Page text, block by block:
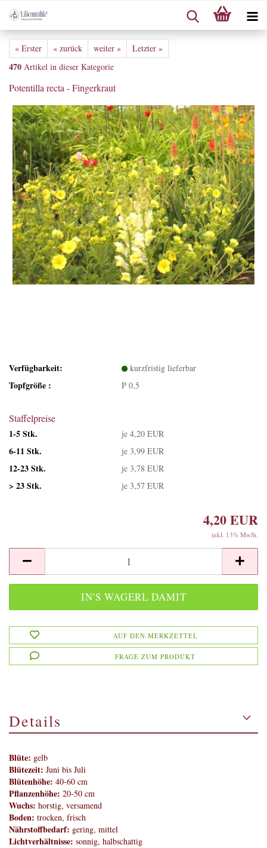
« Erster « zurück weiter » Letzter »
470 Artikel in dieser Kategorie
Potentilla recta - Fingerkraut
Verfügbarkeit: kurzfristig lieferbar
Topfgröße : P 0,5
Staffelpreise
1-5 Stk.
je 4,20 EUR
6-11 Stk. je 3,99 EUR
12-23 Stk. je 3,78 EUR
> 23 Stk. je 3,57 EUR
4,20 EUR
inkl. 13% MwSt.
AUF DEN MERKZETTEL
FRAGE ZUM PRODUKT
Details
Blüte: gelb
Blütezeit: Juni bis Juli
Blütenhöhe: 40-60 cm
Pflanzenhöhe: 20-50 cm
Wuchs: horstig, versamend
Boden: trocken, frisch
Nährstoffbedarf: gering, mittel
Lichtverhältnisse: sonnig, halbschattig